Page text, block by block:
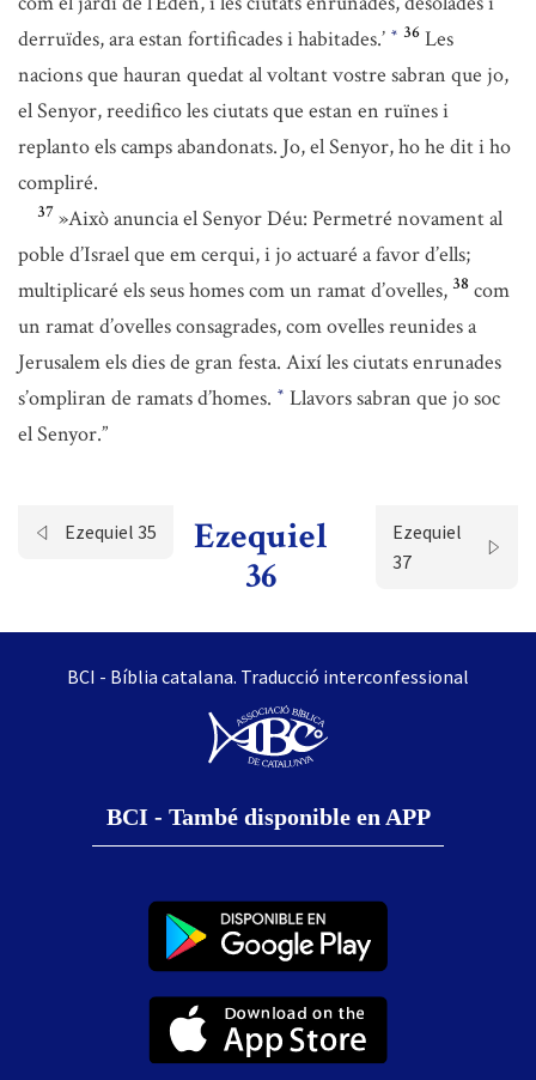
derruïdes, ara estan fortificades i habitades.’ * 36 Les
nacions que hauran quedat al voltant vostre sabran que jo,
el Senyor, reedifico les ciutats que estan en ruïnes i
replanto els camps abandonats. Jo, el Senyor, ho he dit i ho
compliré.
37 »Això anuncia el Senyor Déu: Permetré novament al
poble d’Israel que em cerqui, i jo actuaré a favor d’ells;
multiplicaré els seus homes com un ramat d’ovelles, 38 com
un ramat d’ovelles consagrades, com ovelles reunides a
Jerusalem els dies de gran festa. Així les ciutats enrunades
s’ompliran de ramats d’homes. * Llavors sabran que jo soc
el Senyor.”
Ezequiel 35
Ezequiel
36
Ezequiel
37
BCI - Bíblia catalana. Traducció interconfessional
BCI - També disponible en APP